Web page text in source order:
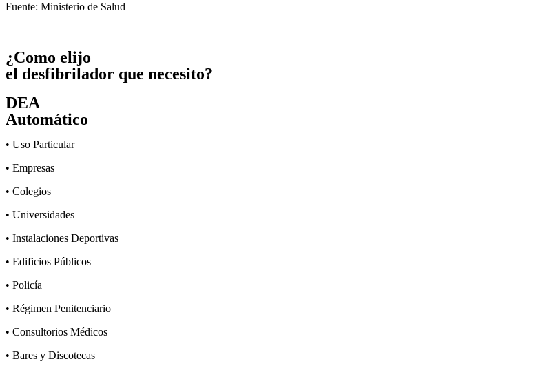
Fuente: Ministerio de Salud
¿Como elijo
el desfibrilador que necesito?
DEA
Automático
• Uso Particular
• Empresas
• Colegios
• Universidades
• Instalaciones Deportivas
• Edificios Públicos
• Policía
• Régimen Penitenciario
• Consultorios Médicos
• Bares y Discotecas